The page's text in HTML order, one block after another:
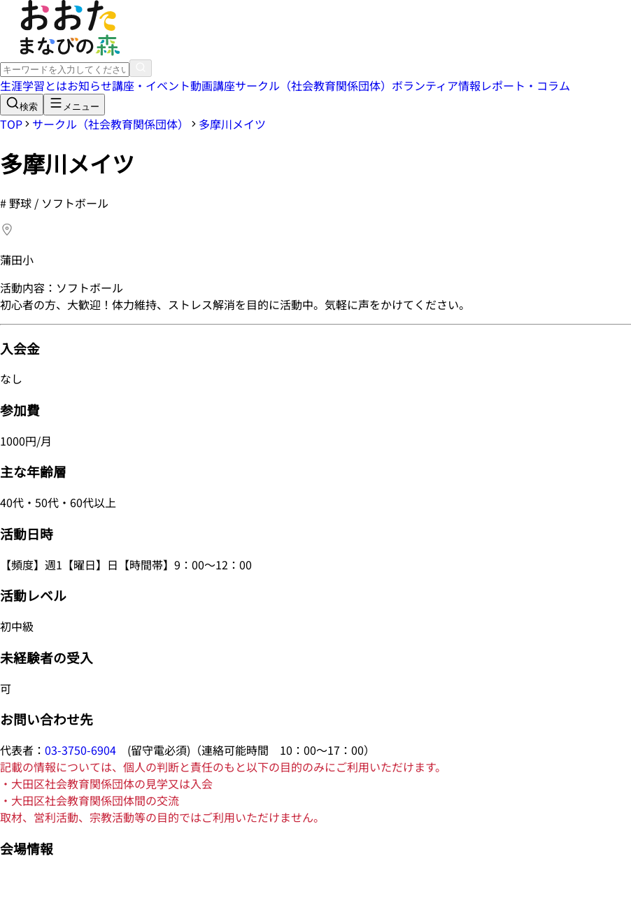
生涯学習とはお知らせ講座・イベント動画講座サークル（社会教育関係団体） ボランティア情報レポート・コラム
検索 メニュー
TOP サークル（社会教育関係団体） 多摩川メイツ
多摩川メイツ
#野球 / ソフトボール
蒲田小
活動内容：ソフトボール
初心者の方、大歓迎！体力維持、ストレス解消を目的に活動中。気軽に声をかけてください。
入会金
なし
参加費
1000円/月
主な年齢層
40代・50代・60代以上
活動日時
【頻度】週1【曜日】日【時間帯】9：00～12：00
活動レベル
初中級
未経験者の受入
可
お問い合わせ先
代表者： 03-3750-6904 (留守電必須)（連絡可能時間 10：00～17：00）
記載の情報については、個人の判断と責任のもと以下の目的のみにご利用いただけます。
・大田区社会教育関係団体の見学又は入会
・大田区社会教育関係団体間の交流
取材、営利活動、宗教活動等の目的ではご利用いただけません。
会場情報